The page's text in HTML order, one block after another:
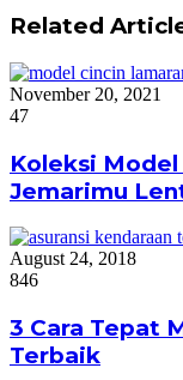
Related
November 20, 2021
47
Koleksi
Jemarimu
August 24, 2018
846
3 Cara Tepat
Terbaik